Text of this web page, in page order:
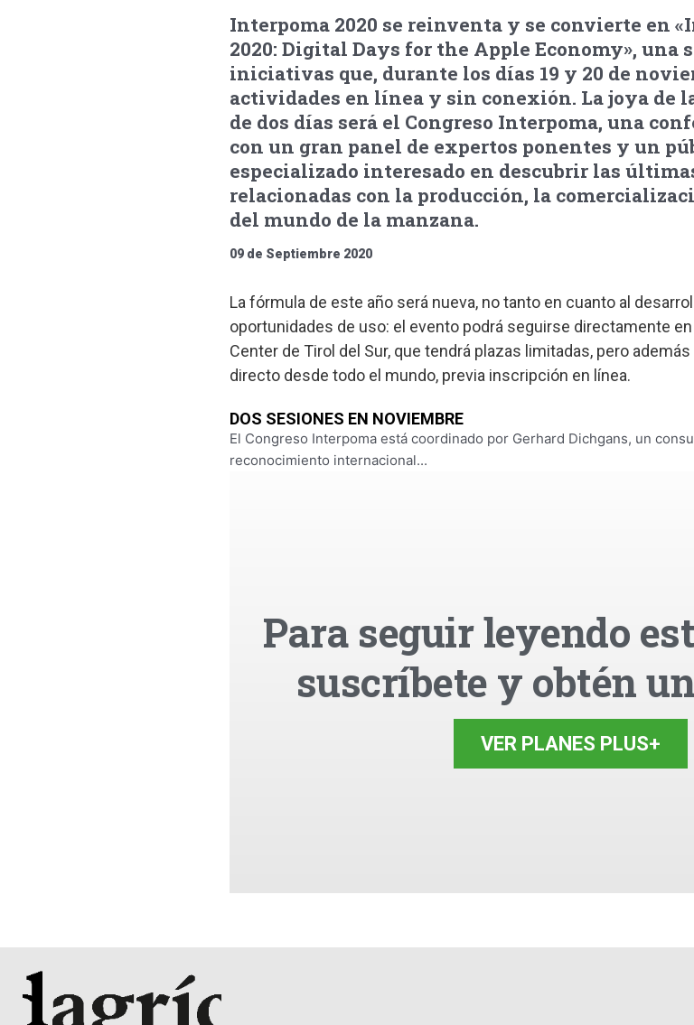
Interpoma 2020 se reinventa y se convierte en
2020: Digital Days for the Apple Economy», una
iniciativas que, durante los días 19 y 20 de
actividades en línea y sin conexión. La joya de
de dos días será el Congreso Interpoma, una
con un gran panel de expertos ponentes y un
especializado interesado en descubrir las
relacionadas con la producción, la
del mundo de la manzana.
09 de Septiembre 2020
La fórmula de este año será nueva, no tanto en cuanto al
oportunidades de uso: el evento podrá seguirse directamente
Center de Tirol del Sur, que tendrá plazas limitadas, pero
directo desde todo el mundo, previa inscripción en línea.
DOS SESIONES EN NOVIEMBRE
El Congreso Interpoma está coordinado por Gerhard Dichgans, un
reconocimiento internacional...
Para seguir leyendo
suscríbete y obtén
VER PLANES PLUS+